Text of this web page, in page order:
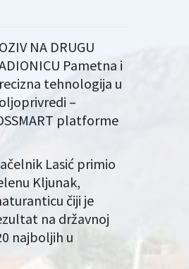
NA DRUGU
Pametna i
tehnologija u
–
platforme
Lasić primio
Kljunak,
čiji je
na državnoj
najboljih u